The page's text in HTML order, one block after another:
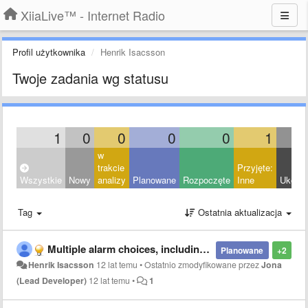
XiiaLive™ - Internet Radio
Profil użytkownika Henrik Isacsson
Twoje zadania wg statusu
1 0 0 0 0 1
Wszystkie Nowy
w
trakcie
analizy
Planowane Rozpoczęte
Przyjęte:
Inne
Tag Ostatnia aktualizacja
+2
Planowane
Multiple alarm choices, including local file
Henrik Isacsson 12 lat temu •Ostatnio zmodyfikowane przezJona
(Lead Developer) 12 lat temu • 1